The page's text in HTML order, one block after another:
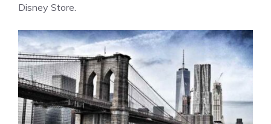
Disney Store.